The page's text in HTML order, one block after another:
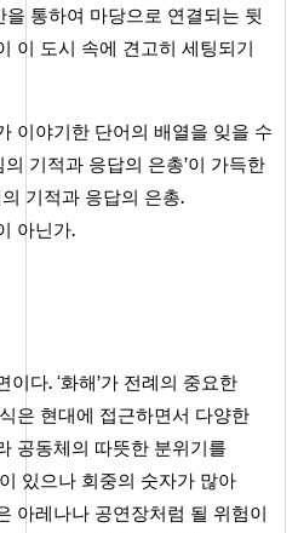
통하여 마당으로 연결되는 뒷
이 도시 속에 견고히 세팅되기
이야기한 단어의 배열을 잊을 수
기적과 응답의 은총’이 가득한
기적과 응답의 은총.
아닌가.
다. ‘화해’가 전례의 중요한
은 현대에 접근하면서 다양한
공동체의 따뜻한 분위기를
있으나 회중의 숫자가 많아
아레나나 공연장처럼 될 위험이